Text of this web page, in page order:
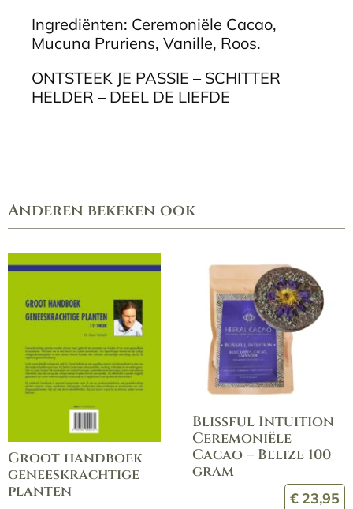
Ingrediënten: Ceremoniële Cacao,
Mucuna Pruriens, Vanille, Roos.
ONTSTEEK JE PASSIE – SCHITTER
HELDER – DEEL DE LIEFDE
Anderen bekeken ook
Groot handboek
geneeskrachtige
planten
Blissful Intuition
Ceremoniële
Cacao – Belize 100
gram
€ 23,95